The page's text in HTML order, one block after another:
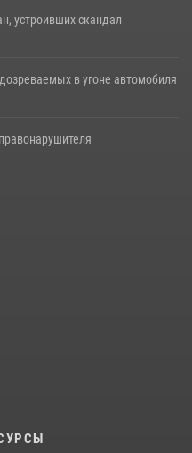
устроивших скандал
в угоне автомобиля